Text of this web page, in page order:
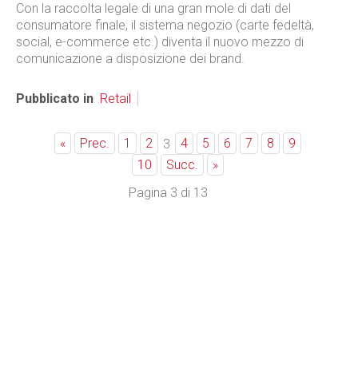
Con la raccolta legale di una gran mole di dati del
consumatore finale, il sistema negozio (carte fedeltà,
social, e-commerce etc.) diventa il nuovo mezzo di
comunicazione a disposizione dei brand.
Pubblicato in Retail
« Prec. 1 2 3 4 5 6 7 8
9
10
Succ.
»
Pagina 3 di 13